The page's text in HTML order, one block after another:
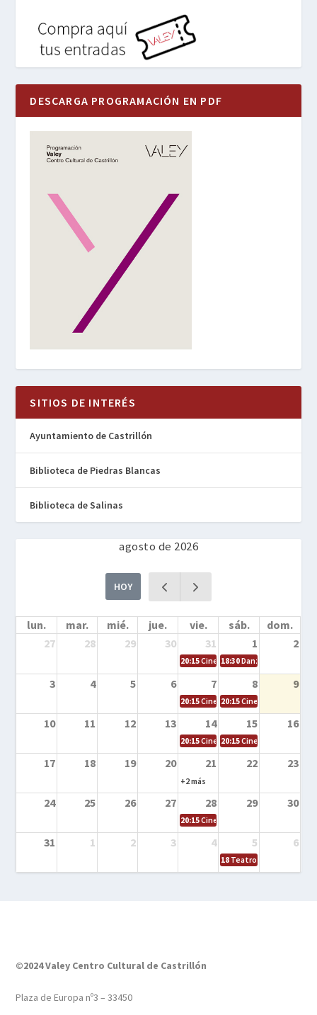
DESCARGA PROGRAMACIÓN EN PDF
SITIOS DE INTERÉS
Ayuntamiento de Castrillón
Biblioteca de Piedras Blancas
Biblioteca de Salinas
agosto de 2026
HOY
lun. mar. mié. jue. vie. sáb.
dom.
27
28 29 30 31 1 2
20:15Cine en la calle – Cómo
18:30Danza – Cita en el
3 4 5 6 7 8 9
20:15Cine en la calle – El niño y la
20:15Cine en la calle –
10 11 12 13 14 15 16
20:15Cine en la calle – Tortugas
20:15Cine en la calle –
17 18 19 20 21 22 23
+2 más
24 25 26 27 28 29 30
20:15Cine en el calle – Tintín y el
31 1 2 3 4 5 6
18 Teatro – Tres
©2024 Valey Centro Cultural de Castrillón
Plaza de Europa nº3 – 33450